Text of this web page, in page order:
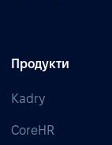
Продукти
Kadry
CoreHR